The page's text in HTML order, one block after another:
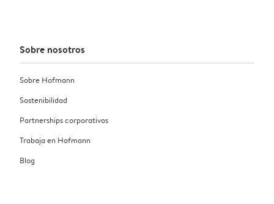
Sobre nosotros
Sobre Hofmann
Sostenibilidad
Partnerships corporativos
Trabaja en Hofmann
Blog